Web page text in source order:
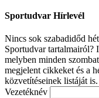
Sportudvar Hírlevél
Nincs sok szabadidőd
Sportudvar tartalmairól?
melyben minden
megjelent cikkeket és a
közvetítéseinek listáját
Vezetéknév